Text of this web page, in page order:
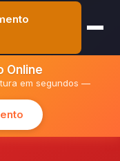
Online
em segundos —